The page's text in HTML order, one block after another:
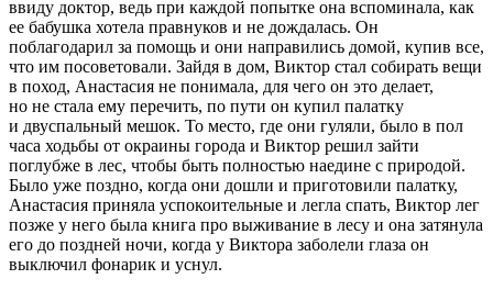
ввиду доктор, ведь при каждой попытке она вспоминала, как
ее бабушка хотела правнуков и не дождалась. Он
поблагодарил за помощь и они направились домой, купив все,
что им посоветовали. Зайдя в дом, Виктор стал собирать вещи
в поход, Анастасия не понимала, для чего он это делает,
но не стала ему перечить, по пути он купил палатку
и двуспальный мешок. То место, где они гуляли, было в пол
часа ходьбы от окраины города и Виктор решил зайти
поглубже в лес, чтобы быть полностью наедине с природой.
Было уже поздно, когда они дошли и приготовили палатку,
Анастасия приняла успокоительные и легла спать, Виктор лег
позже у него была книга про выживание в лесу и она затянула
его до поздней ночи, когда у Виктора заболели глаза он
выключил фонарик и уснул.